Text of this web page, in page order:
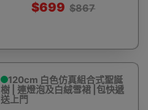
$699 $867
120cm 白色仿真組合式聖誕
樹 | 連燈泡及白絨雪裙 |包快遞
送上門